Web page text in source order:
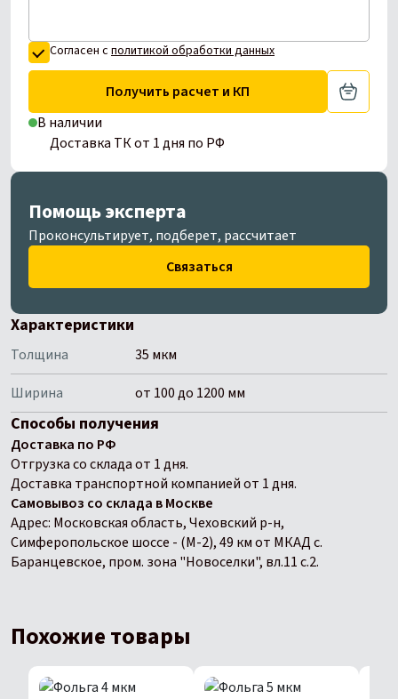
Характеристики
Толщина
35 мкм
Ширина
от 100 до 1200 мм
Способы получения
Доставка по РФ
Отгрузка со склада от 1 дня.
Доставка транспортной компанией от 1 дня.
Самовывоз со склада в Москве
Адрес: Московская область, Чеховский р-н,
Симферопольское шоссе - (М-2), 49 км от МКАД с.
Баранцевское, пром. зона "Новоселки", вл.11 с.2.
Согласен с политикой обработки данных
Получить расчет и КП
В наличии
Доставка ТК от 1 дня по РФ
Помощь эксперта
Проконсультирует, подберет, рассчитает
Связаться
Похожие товары